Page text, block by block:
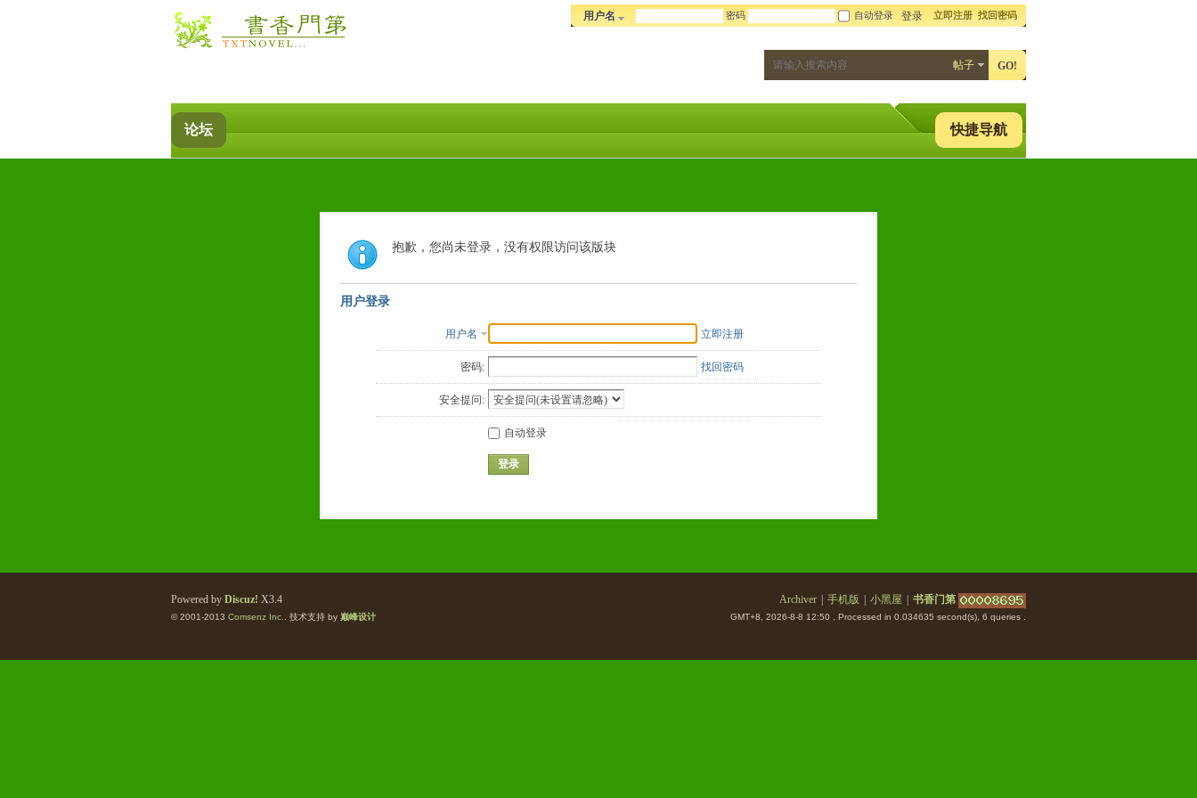
用户名 密码 自动登录 登录 立即注册 找回密码
帖子 GO!
快捷导航
论坛
抱歉，您尚未登录，没有权限访问该版块
用户登录
用户名 立即注册
密码: 找回密码
安全提问:
自动登录
登录
Archiver 手机版 小黑屋 书香门第
GMT+8, 2026-8-8 12:50 , Processed in 0.034635 second(s), 6 queries .
Powered by Discuz! X3.4
© 2001-2013 Comsenz Inc. . 技术支持 by 巅峰设计